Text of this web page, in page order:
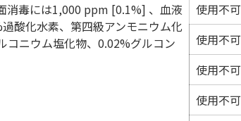
消毒には1,000 ppm [0.1%] 、血液
酸化水素、第四級アンモニウム化
ニウム塩化物、0.02%グルコン
使用不可
使用不可
使用不可
使用不可